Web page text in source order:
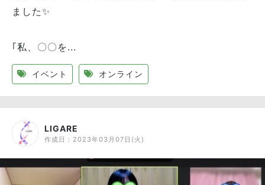
ました✨
｢私、〇〇を...
イベント オンライン
LIGARE
作成日： 2023年03月07日(火)